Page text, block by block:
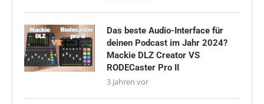
Das beste Audio-Interface für
deinen Podcast im Jahr 2024?
Mackie DLZ Creator VS
RODECaster Pro II
3 Jahren vor